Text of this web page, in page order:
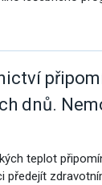
dnů.
teplot
předejít